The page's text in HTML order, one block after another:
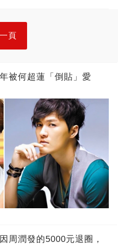
頁
被何超蓮「倒貼」愛
周潤發的5000元退圈，